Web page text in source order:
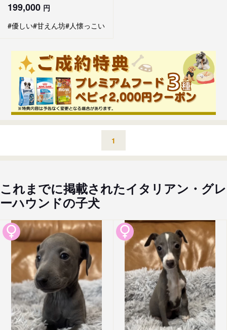
199,000 円
#優しい#甘えん坊#人懐っこい
1
これまでに掲載されたイタリアン・グレ
ーハウンドの子犬